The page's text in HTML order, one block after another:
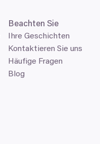
Beachten Sie
Ihre Geschichten
Blog
Häufige Fragen
Kontaktieren Sie uns